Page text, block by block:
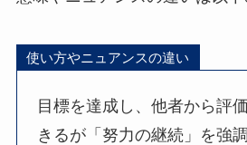
使い方やニュアンスの違い
目標を達成し、他者から評
きるが「努力の継続」を強